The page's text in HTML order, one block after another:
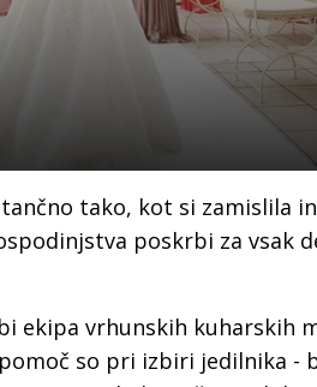
tako, kot si zamislila
poskrbi za vsak
ekipa vrhunskih kuharskih
so pri izbiri jedilnika -